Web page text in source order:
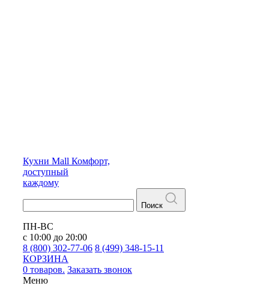
Кухни Mall Комфорт,
доступный
каждому
Поиск
ПН-ВС
с 10:00 до 20:00
8 (800) 302-77-06 8 (499) 348-15-11
КОРЗИНА
0 товаров. Заказать звонок
Меню